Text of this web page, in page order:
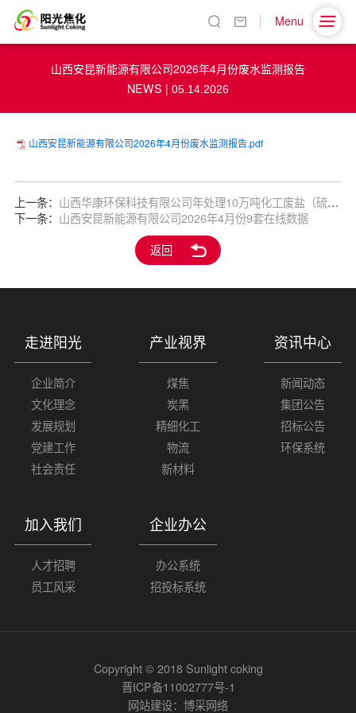
Menu
山西安昆新能源有限公司2026年4月份废水监测报告
NEWS | 05.14.2026
山西安昆新能源有限公司2026年4月份废水监测报告.pdf
上一条： 山西华康环保科技有限公司年处理10万吨化工废盐（硫酸钠）、0.6万吨碳基吸附剂、0.1万吨硅基吸附剂固废综合利用项目环境影响评价第一次公示
下一条： 山西安昆新能源有限公司2026年4月份9套在线数据
返回
走进阳光
企业简介
文化理念
发展规划
党建工作
社会责任
产业视界
煤焦
炭黑
精细化工
物流
新材料
资讯中心
新闻动态
集团公告
招标公告
环保系统
加入我们
人才招聘
员工风采
企业办公
办公系统
招投标系统
Copyright © 2018 Sunlight coking
晋ICP备11002777号-1
网站建设： 博采网络